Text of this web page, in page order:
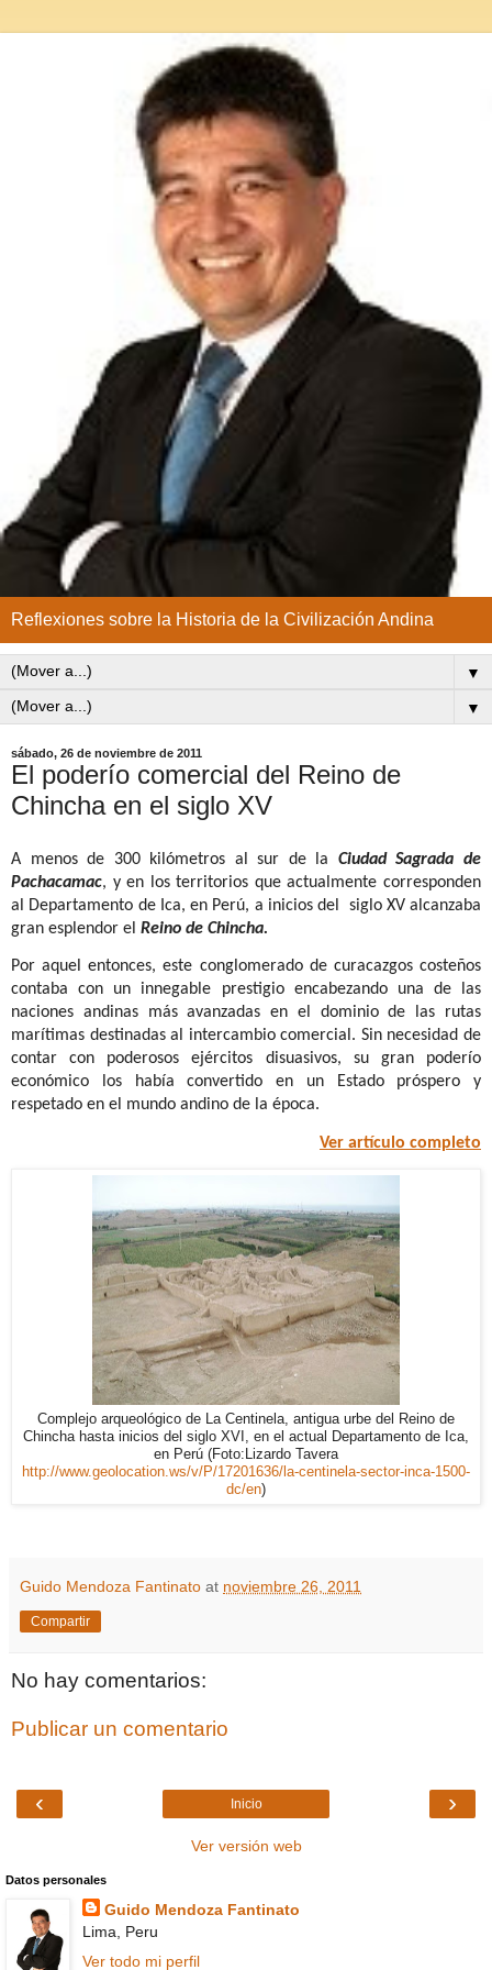
Reflexiones sobre la Historia de la Civilización Andina
▼
▼
sábado, 26 de noviembre de 2011
El poderío comercial del Reino de
Chincha en el siglo XV
A menos de 300 kilómetros al sur de la Ciudad Sagrada de
Pachacamac, y en los territorios que actualmente corresponden
al Departamento de Ica, en Perú, a inicios del
siglo XV alcanzaba
gran esplendor el Reino de Chincha.
Por aquel entonces, este conglomerado de curacazgos costeños
contaba con un innegable prestigio encabezando una de las
naciones andinas más avanzadas en el dominio de las rutas
marítimas destinadas al intercambio comercial. Sin necesidad de
contar con poderosos ejércitos disuasivos, su gran poderío
económico los había convertido en un Estado próspero y
respetado en el mundo andino de la época.
Ver artículo completo
Complejo arqueológico de La Centinela, antigua urbe del Reino de
Chincha hasta inicios del siglo XVI, en el actual Departamento de Ica,
en Perú (Foto:Lizardo Tavera
http://www.geolocation.ws/v/P/17201636/la-centinela-sector-inca-1500-
dc/en)
Guido Mendoza Fantinato at noviembre 26, 2011
Compartir
No hay comentarios:
Publicar un comentario
‹ ›
Inicio
Ver versión web
Datos personales
Guido Mendoza Fantinato
Lima, Peru
Ver todo mi perfil